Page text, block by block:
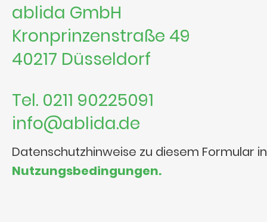
ablida GmbH
Kronprinzenstraße 49
40217 Düsseldorf
Tel. 0211 90225091
info@ablida.de
Datenschutzhinweise zu diesem Formular
Nutzungsbedingungen.